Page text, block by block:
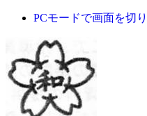
PCモードで画面を切